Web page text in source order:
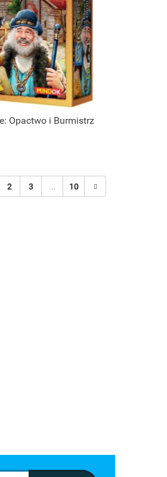
Opactwo i Burmistrz
2 3 ... 10